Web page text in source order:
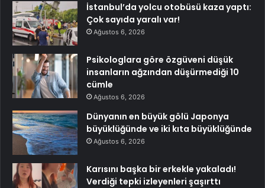
İstanbul’da yolcu otobüsü kaza yaptı:
Çok sayıda yaralı var!
Ağustos 6, 2026
Psikologlara göre özgüveni düşük
insanların ağzından düşürmediği 10
cümle
Ağustos 6, 2026
Dünyanın en büyük gölü Japonya
büyüklüğünde ve iki kıta büyüklüğünde
Ağustos 6, 2026
Karısını başka bir erkekle yakaladı!
Verdiği tepki izleyenleri şaşırttı